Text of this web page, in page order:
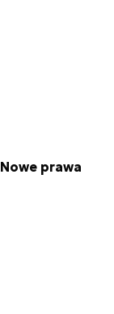
prawa